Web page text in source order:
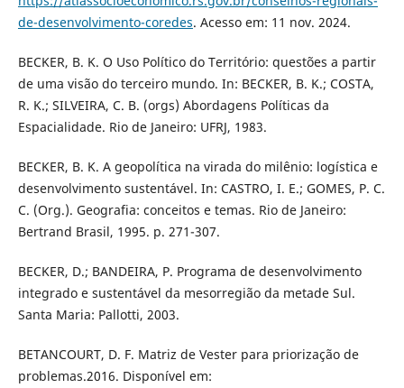
de-desenvolvimento-coredes. Acesso em: 11 nov. 2024.
BECKER, B. K. O Uso Político do Território: questões a partir
de uma visão do terceiro mundo. In: BECKER, B. K.; COSTA,
R. K.; SILVEIRA, C. B. (orgs) Abordagens Políticas da
Espacialidade. Rio de Janeiro: UFRJ, 1983.
BECKER, B. K. A geopolítica na virada do milênio: logística e
desenvolvimento sustentável. In: CASTRO, I. E.; GOMES, P. C.
C. (Org.). Geografia: conceitos e temas. Rio de Janeiro:
Bertrand Brasil, 1995. p. 271-307.
BECKER, D.; BANDEIRA, P. Programa de desenvolvimento
integrado e sustentável da mesorregião da metade Sul.
Santa Maria: Pallotti, 2003.
BETANCOURT, D. F. Matriz de Vester para priorização de
problemas.2016. Disponível em: